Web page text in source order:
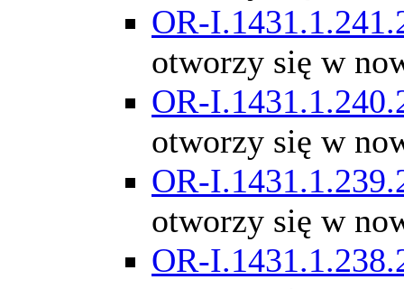
OR-
otworzy się w
OR-
otworzy się w
OR-
otworzy się w
OR-